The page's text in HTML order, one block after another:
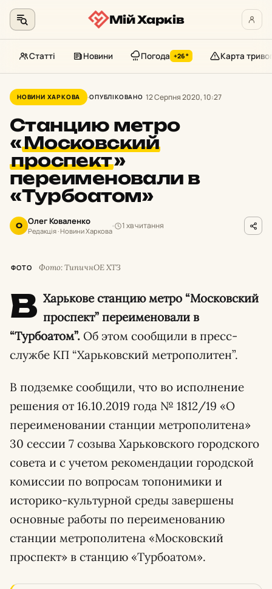
до
контенту
Мій Харків
Статті Новини Погода +26° Карта
НОВИНИ ХАРКОВА ОПУБЛІКОВАНО 12 Серпня 2020, 10:27
Станцию метро
«Московский
проспект»
переименовали в
«Турбоатом»
О Олег Коваленко
Редакція · Новини Харкова
1 хв читання
ФОТО Фото: ТипичнОЕ ХТЗ
В Харькове станцию метро “Московский
проспект” переименовали в
“Турбоатом”. Об этом сообщили в пресс-
службе КП “Харьковский метрополитен”.
В подземке сообщили, что во исполнение
решения от 16.10.2019 года № 1812/19 «О
переименовании станции метрополитена»
30 сессии 7 созыва Харьковского городского
совета и с учетом рекомендации городской
комиссии по вопросам топонимики и
историко-культурной среды завершены
основные работы по переименованию
станции метрополитена «Московский
проспект» в станцию «Турбоатом».